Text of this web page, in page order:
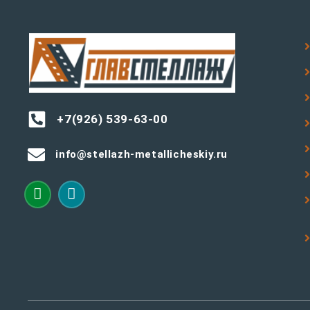
+7(926) 539-63-00
info@stellazh-metallicheskiy.ru